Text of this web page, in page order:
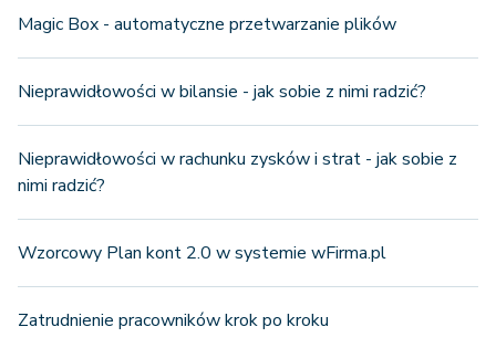
Magic Box - automatyczne przetwarzanie plików
Nieprawidłowości w bilansie - jak sobie z nimi radzić?
Nieprawidłowości w rachunku zysków i strat - jak sobie z
nimi radzić?
Wzorcowy Plan kont 2.0 w systemie wFirma.pl
Zatrudnienie pracowników krok po kroku